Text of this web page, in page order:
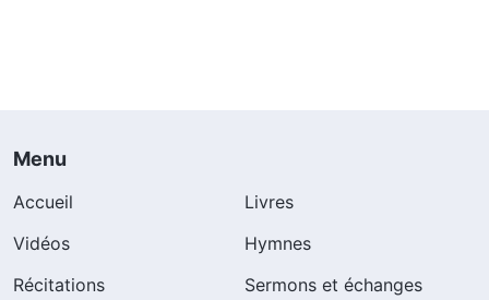
Menu
Accueil
Livres
Vidéos
Hymnes
Récitations
Sermons et échanges